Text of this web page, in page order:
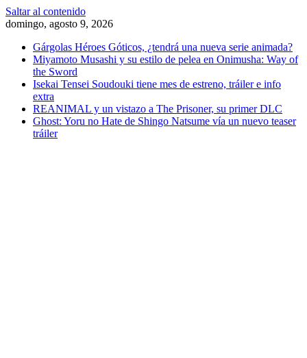
Saltar al contenido
domingo, agosto 9, 2026
Gárgolas Héroes Góticos, ¿tendrá una nueva serie animada?
Miyamoto Musashi y su estilo de pelea en Onimusha: Way of
the Sword
Isekai Tensei Soudouki tiene mes de estreno, tráiler e info
extra
REANIMAL y un vistazo a The Prisoner, su primer DLC
Ghost: Yoru no Hate de Shingo Natsume vía un nuevo teaser
tráiler